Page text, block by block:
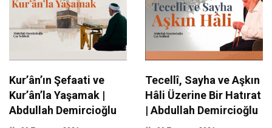
Kur’ân’ın Şefaati ve
Kur’ân’la Yaşamak |
Abdullah Demircioğlu
Tecellî, Sayha ve Aşkın
Hâli Üzerine Bir Hatırat
| Abdullah Demircioğlu